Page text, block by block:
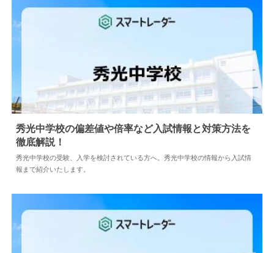
中学情報 2024.04.02
秀光中学校の偏差値や倍率など入試情報と対策方法を
徹底解説！
秀光中学校の受験、入学を検討されている方へ。秀光中学校の情報から入試情
報まで紹介いたします。